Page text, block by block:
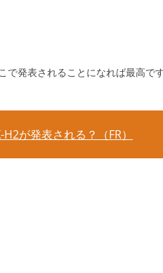
で発表されることになれば最高で
が発表される？（FR）